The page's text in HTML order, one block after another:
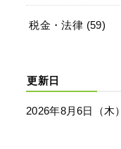
税金・法律 (59)
更新日
2026年8月6日（木）